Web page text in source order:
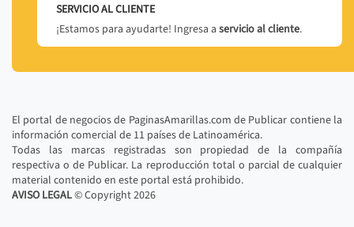
SERVICIO AL CLIENTE
¡Estamos para ayudarte! Ingresa a servicio al cliente.
El portal de negocios de PaginasAmarillas.com de Publicar contiene la
información comercial de 11 países de Latinoamérica.
Todas las marcas registradas son propiedad de la compañía
respectiva o de Publicar. La reproducción total o parcial de cualquier
material contenido en este portal está prohibido.
AVISO LEGAL© Copyright2026